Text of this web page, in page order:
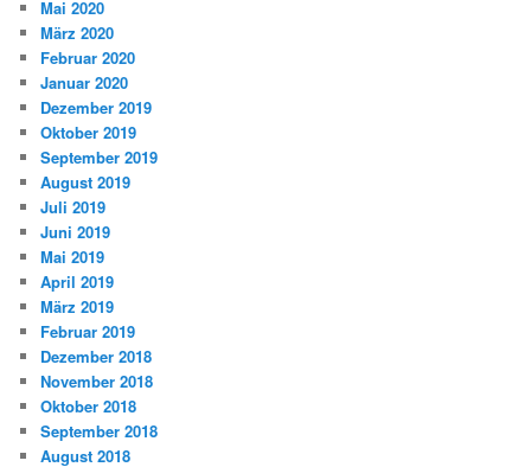
Mai 2020
März 2020
Februar 2020
Januar 2020
Dezember 2019
Oktober 2019
September 2019
August 2019
Juli 2019
Juni 2019
Mai 2019
April 2019
März 2019
Februar 2019
Dezember 2018
November 2018
Oktober 2018
September 2018
August 2018